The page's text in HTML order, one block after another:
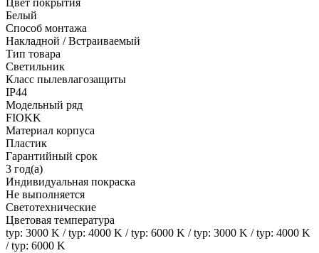
Белый
Способ монтажа
Накладной / Встраиваемый
Тип товара
Светильник
Класс пылевлагозащиты
IP44
Модельный ряд
FIOKK
Материал корпуса
Пластик
Гарантийный срок
3 год(а)
Индивидуальная покраска
Не выполняется
Светотехнические
Цветовая температура
typ: 3000 K / typ: 4000 K / typ: 6000 K / typ: 3000 K / typ: 4000 K
/ typ: 6000 K